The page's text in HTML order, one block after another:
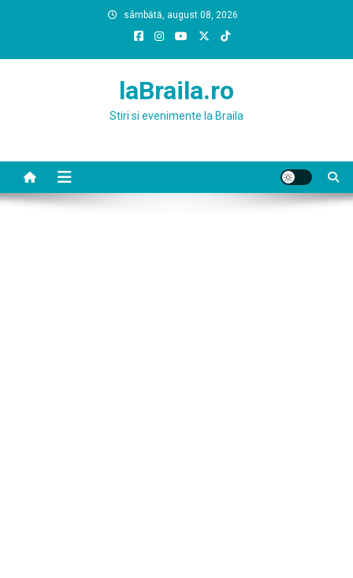
sâmbătă, august 08, 2026
laBraila.ro
Stiri si evenimente la Braila